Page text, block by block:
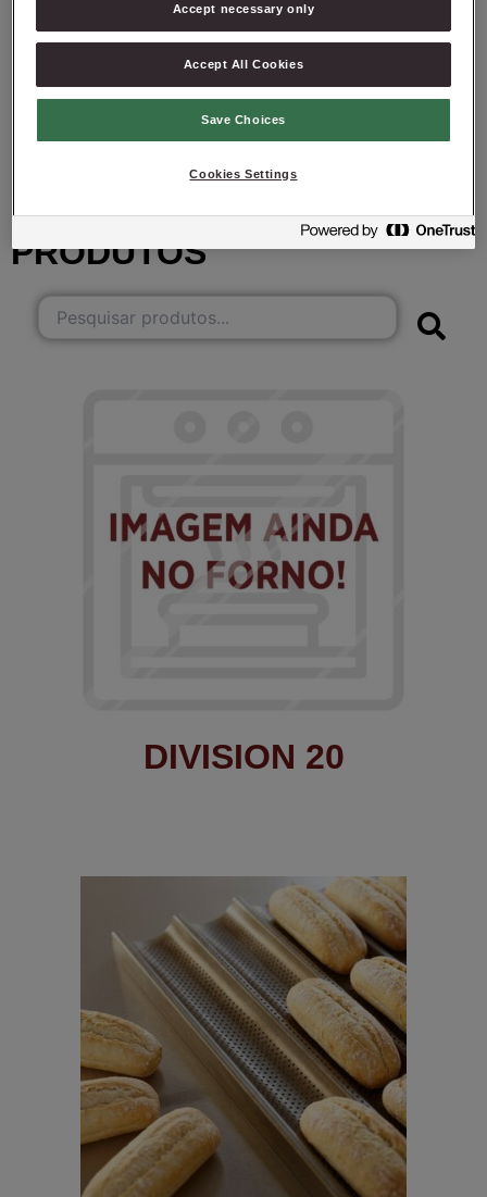
Desmoldantes
Etiquetas de produto
Vegan
PRODUTOS
DIVISION 20
Accept necessary only
Accept All Cookies
Save Choices
Cookies Settings